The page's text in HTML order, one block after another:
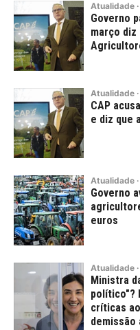
Atualidade ·
Governo
março diz
Atualidade ·
CAP
e diz que
Atualidade ·
Governo
euros
Atualidade ·
Ministra
político"?
críticas
demissão